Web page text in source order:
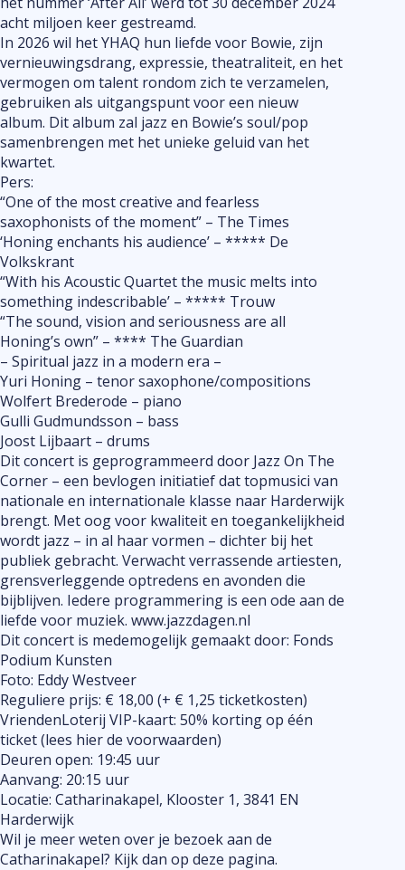
acht miljoen keer gestreamd.
In 2026 wil het YHAQ hun liefde voor Bowie, zijn
vernieuwingsdrang, expressie, theatraliteit, en het
vermogen om talent rondom zich te verzamelen,
gebruiken als uitgangspunt voor een nieuw
album. Dit album zal jazz en Bowie’s soul/pop
samenbrengen met het unieke geluid van het
kwartet.
Pers:
“One of the most creative and fearless
saxophonists of the moment” – The Times
‘Honing enchants his audience’ – ***** De
Volkskrant
“With his Acoustic Quartet the music melts into
something indescribable’ – ***** Trouw
“The sound, vision and seriousness are all
Honing’s own” – **** The Guardian
– Spiritual jazz in a modern era –
Yuri Honing – tenor saxophone/compositions
Wolfert Brederode – piano
Gulli Gudmundsson – bass
Joost Lijbaart – drums
Dit concert is geprogrammeerd door Jazz On The
Corner – een bevlogen initiatief dat topmusici van
nationale en internationale klasse naar Harderwijk
brengt. Met oog voor kwaliteit en toegankelijkheid
wordt jazz – in al haar vormen – dichter bij het
publiek gebracht. Verwacht verrassende artiesten,
grensverleggende optredens en avonden die
bijblijven. Iedere programmering is een ode aan de
liefde voor muziek. www.jazzdagen.nl
Dit concert is medemogelijk gemaakt door: Fonds
Podium Kunsten
Foto: Eddy Westveer
Reguliere prijs: € 18,00 (+ € 1,25 ticketkosten)
VriendenLoterij VIP-kaart: 50% korting op één
ticket (lees hier de voorwaarden)
Deuren open: 19:45 uur
Aanvang: 20:15 uur
Locatie: Catharinakapel, Klooster 1, 3841 EN
Harderwijk
Wil je meer weten over je bezoek aan de
Catharinakapel? Kijk dan op deze pagina.